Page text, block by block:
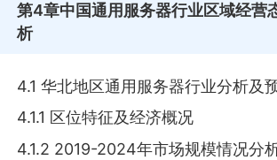
第4章中国通用服务器行业区域经营
析
4.1 华北地区通用服务器行业分析及
4.1.1 区位特征及经济概况
4.1.2 2019-2024年市场规模情况分